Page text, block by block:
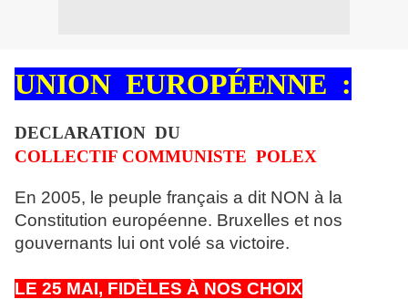
UNION EUROPÉENNE :
DECLARATION DU
COLLECTIF COMMUNISTE POLEX
En 2005, le peuple français a dit NON à la
Constitution européenne. Bruxelles et nos
gouvernants lui ont volé sa victoire.
LE 25 MAI, FIDÈLES À NOS CHOIX